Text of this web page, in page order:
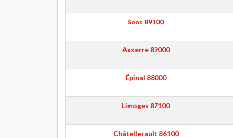
Sens 89100
Auxerre 89000
Épinal 88000
Limoges 87100
Châtellerault 86100